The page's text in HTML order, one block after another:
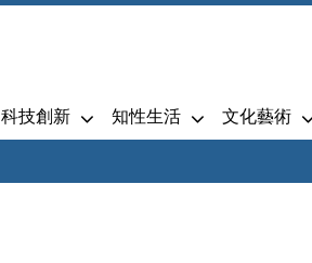
科技創新 知性生活 文化藝術